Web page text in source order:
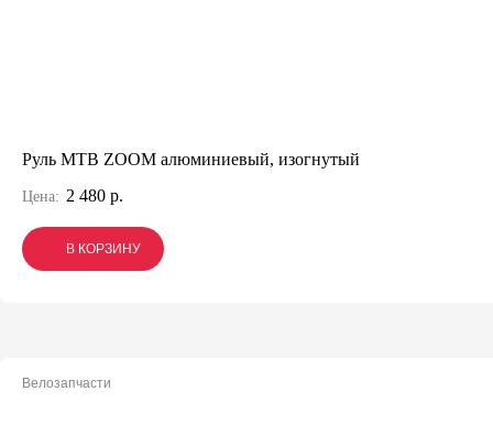
Руль МТВ ZOOM алюминиевый, изогнутый
Цена: 2 480 р.
В КОРЗИНУ
В КОРЗИНУ
В КОРЗИНУ
Велозапчасти